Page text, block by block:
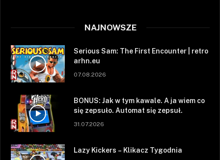
NAJNOWSZE
Serious Sam: The First Encounter | retro
arhn.eu
07.08.2026
BONUS: Jak w tym kawale. A ja wiem co
się zepsuło. Automat się zepsuł.
31.07.2026
Lazy Kickers – Klikacz Tygodnia